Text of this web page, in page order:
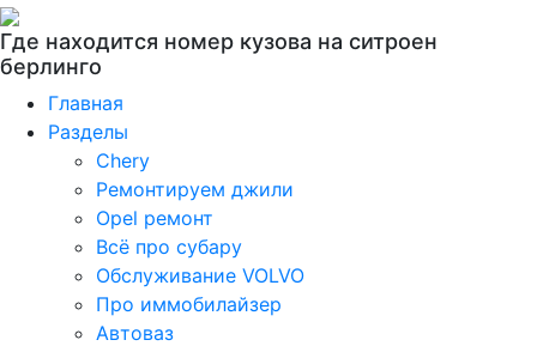
Где находится номер кузова на ситроен
берлинго
Главная
Разделы
Chery
Ремонтируем джили
Opel ремонт
Всё про субару
Обслуживание VOLVO
Про иммобилайзер
Автоваз